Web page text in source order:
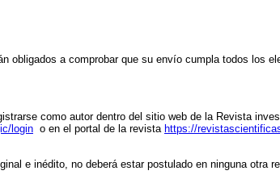
obligados a comprobar que su envío cumpla todos los
como autor dentro del sitio web de la Revista
login o en el portal de la revista https://
e inédito, no deberá estar postulado en ninguna otra